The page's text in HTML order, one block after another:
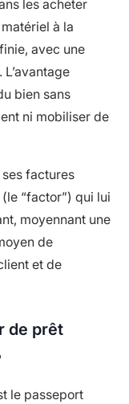
les acheter
à la
avec une
bien sans
ni mobiliser de
ses factures
“factor”) qui lui
moyennant une
de
et de
de prêt
le passeport